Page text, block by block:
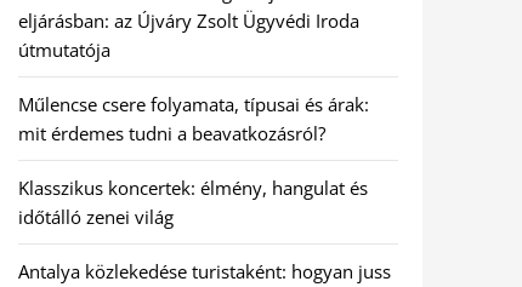
eljárásban: az Újváry Zsolt Ügyvédi Iroda
útmutatója
Műlencse csere folyamata, típusai és árak:
mit érdemes tudni a beavatkozásról?
Klasszikus koncertek: élmény, hangulat és
időtálló zenei világ
Antalya közlekedése turistaként: hogyan juss